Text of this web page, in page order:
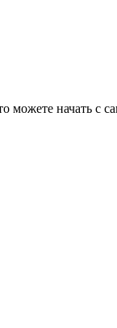
можете начать с